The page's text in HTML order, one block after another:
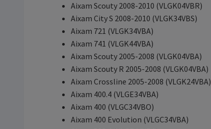
Aixam Scouty 2008-2010 (VLGK04VBR)
Aixam City S 2008-2010 (VLGK34VBS)
Aixam 721 (VLGK34VBA)
Aixam 741 (VLGK44VBA)
Aixam Scouty 2005-2008 (VLGK04VBA)
Aixam Scouty R 2005-2008 (VLGK04VBA)
Aixam Crossline 2005-2008 (VLGK24VBA)
Aixam 400.4 (VLGE34VBA)
Aixam 400 (VLGC34VBO)
Aixam 400 Evolution (VLGC34VBA)